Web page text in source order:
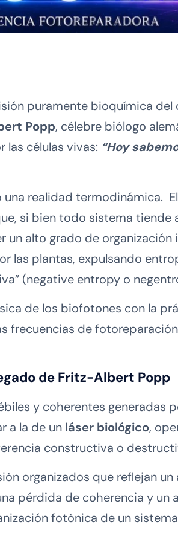
puramente bioquímica
Popp, célebre biólogo
células vivas: “Hoy
realidad termodinámica.
si bien todo sistema
alto grado de
las plantas, expulsando
(negative entropy o
de los biofotones con la
frecuencias de
de Fritz-Albert Popp
y coherentes generadas
a la de un láser biológico,
constructiva o
organizados que reflejan
pérdida de coherencia y un
fotónica de un